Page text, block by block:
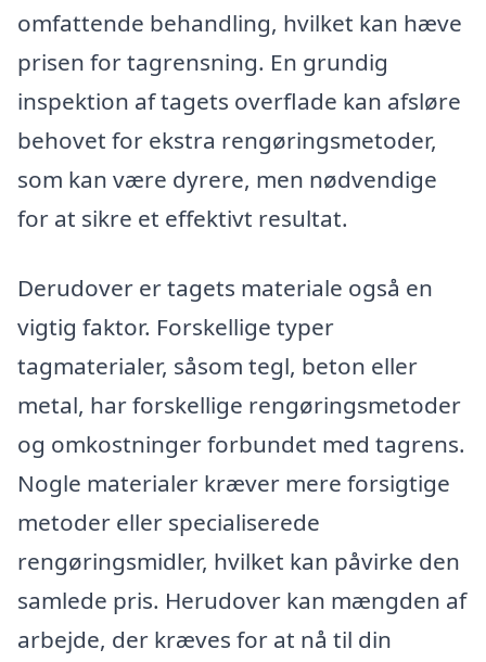
omfattende behandling, hvilket kan hæve
prisen for tagrensning. En grundig
inspektion af tagets overflade kan afsløre
behovet for ekstra rengøringsmetoder,
som kan være dyrere, men nødvendige
for at sikre et effektivt resultat.
Derudover er tagets materiale også en
vigtig faktor. Forskellige typer
tagmaterialer, såsom tegl, beton eller
metal, har forskellige rengøringsmetoder
og omkostninger forbundet med tagrens.
Nogle materialer kræver mere forsigtige
metoder eller specialiserede
rengøringsmidler, hvilket kan påvirke den
samlede pris. Herudover kan mængden af
arbejde, der kræves for at nå til din